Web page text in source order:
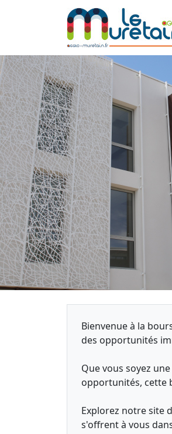
Bienvenue à la
des opportunités
Que vous soyez
opportunités, cette
Explorez notre site
s'offrent à vous